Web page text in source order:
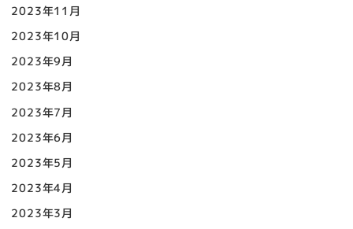
2023年11月
2023年10月
2023年9月
2023年8月
2023年7月
2023年6月
2023年5月
2023年4月
2023年3月